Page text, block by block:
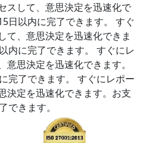
スして、意思決定を迅速化で
日以内に完了できます。
すぐ
て、意思決定を迅速化できま
内に完了できます。
すぐにレ
思決定を迅速化できます。
完了できます。
すぐにレポー
決定を迅速化できます。お支
できます。